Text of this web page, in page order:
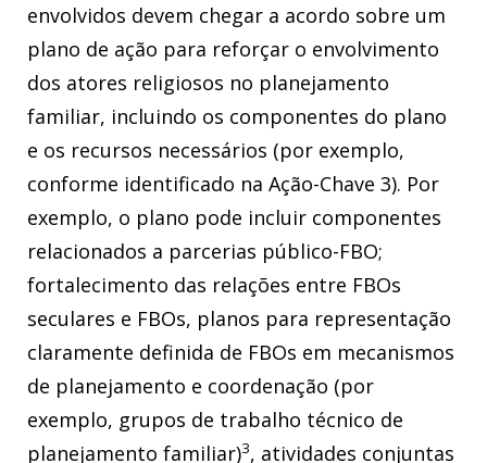
envolvidos devem chegar a acordo sobre um
plano de ação para reforçar o envolvimento
dos atores religiosos no planejamento
familiar, incluindo os componentes do plano
e os recursos necessários (por exemplo,
conforme identificado na Ação-Chave 3). Por
exemplo, o plano pode incluir componentes
relacionados a parcerias público-FBO;
fortalecimento das relações entre FBOs
seculares e FBOs, planos para representação
claramente definida de FBOs em mecanismos
de planejamento e coordenação (por
exemplo, grupos de trabalho técnico de
planejamento familiar)3, atividades conjuntas